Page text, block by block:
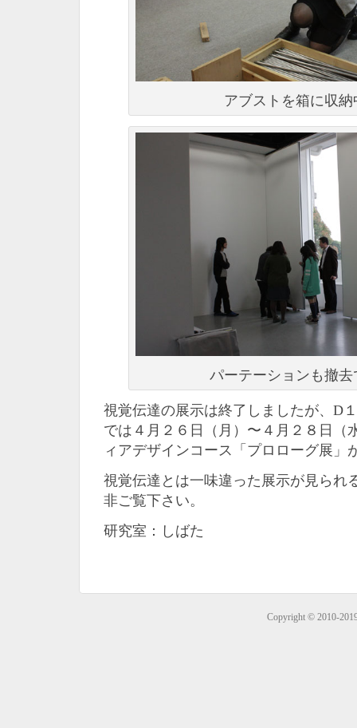
アブストを箱に収納
パーテーションも撤去
視覚伝達の展示は終了しましたが、D
では４月２６日（月）〜４月２８日（
ィアデザインコース「プロローグ展」
視覚伝達とは一味違った展示が見られ
非ご覧下さい。
研究室：しばた
Copyright © 2010-